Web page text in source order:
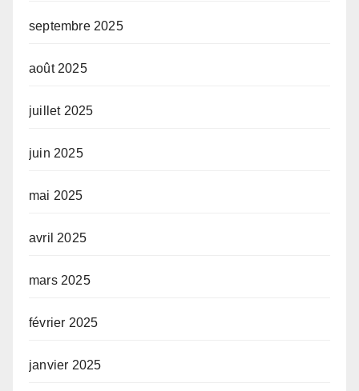
septembre 2025
août 2025
juillet 2025
juin 2025
mai 2025
avril 2025
mars 2025
février 2025
janvier 2025